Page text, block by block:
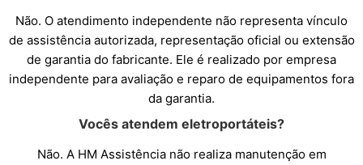
Não. O atendimento independente não representa vínculo
de assistência autorizada, representação oficial ou extensão
de garantia do fabricante. Ele é realizado por empresa
independente para avaliação e reparo de equipamentos fora
da garantia.
Vocês atendem eletroportáteis?
Não. A HM Assistência não realiza manutenção em